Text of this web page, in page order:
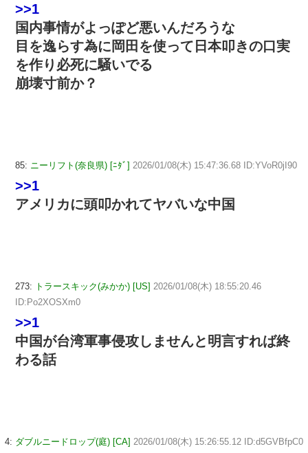
>>1
国内事情がよっぽど悪いんだろうな
目を逸らす為に岡田を使って日本叩きの口実
を作り必死に騒いでる
崩壊寸前か？
85: ニーリフト(奈良県) [ﾆﾀﾞ] 2026/01/08(木) 15:47:36.68 ID:YVoR0jI90
>>1
アメリカに頭叩かれてヤバいな中国
273: トラースキック(みかか) [US] 2026/01/08(木) 18:55:20.46
ID:Po2XOSXm0
>>1
中国が台湾軍事侵攻しませんと明言すれば終
わる話
4: ダブルニードロップ(庭) [CA] 2026/01/08(木) 15:26:55.12 ID:d5GVBfpC0